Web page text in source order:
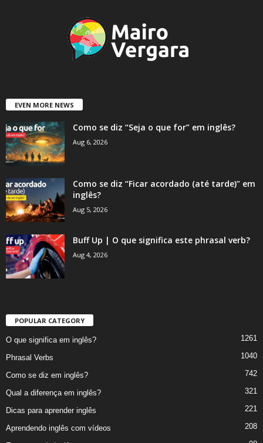
EVEN MORE NEWS
Como se diz “Seja o que for” em inglês?
Aug 6, 2026
Como se diz “Ficar acordado (até tarde)” em
inglês?
Aug 5, 2026
Buff Up | O que significa este phrasal verb?
Aug 4, 2026
POPULAR CATEGORY
O que significa em inglês? 1261
Phrasal Verbs 1040
Como se diz em inglês? 742
Qual a diferença em inglês? 321
Dicas para aprender inglês 221
Aprendendo inglês com vídeos 208